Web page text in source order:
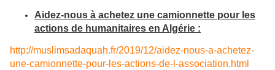
Aidez-nous à achetez une camionnette pour les
actions de humanitaires en Algérie :
http://muslimsadaquah.fr/2019/12/aidez-nous-a-achetez-
une-camionnette-pour-les-actions-de-l-association.html